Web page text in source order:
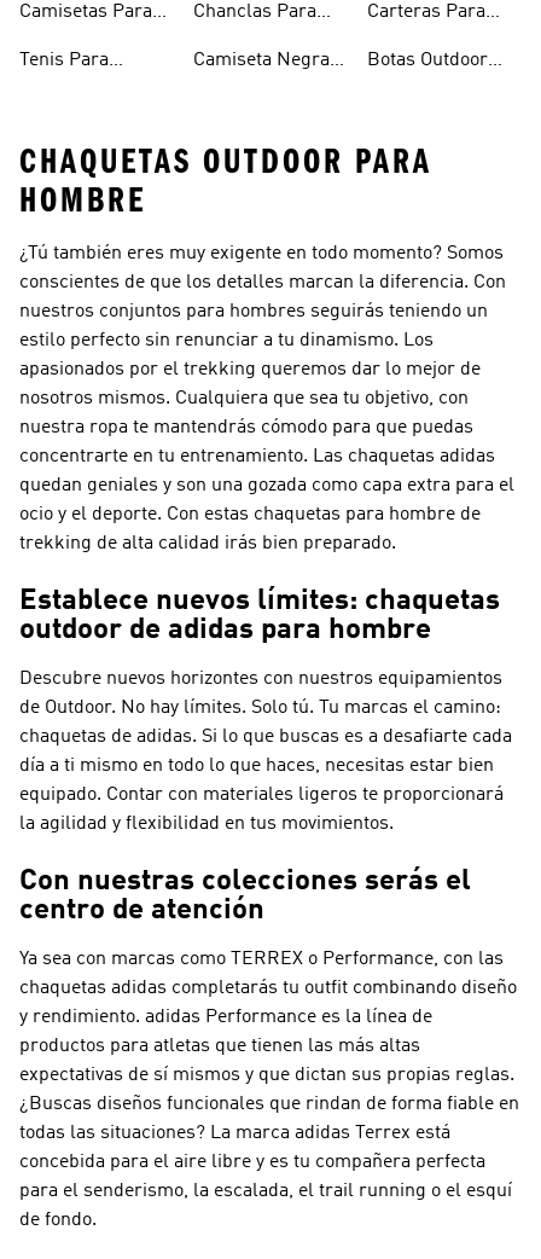
Camisetas Para
Tenis Para
Chanclas Para
Camiseta Negra
Carteras Para
Botas Outdoor
CHAQUETAS OUTDOOR PARA
HOMBRE
¿Tú también eres muy exigente en todo momento? Somos
conscientes de que los detalles marcan la diferencia. Con
nuestros conjuntos para hombres seguirás teniendo un
estilo perfecto sin renunciar a tu dinamismo. Los
apasionados por el trekking queremos dar lo mejor de
nosotros mismos. Cualquiera que sea tu objetivo, con
nuestra ropa te mantendrás cómodo para que puedas
concentrarte en tu entrenamiento. Las chaquetas adidas
quedan geniales y son una gozada como capa extra para el
ocio y el deporte. Con estas chaquetas para hombre de
trekking de alta calidad irás bien preparado.
Establece nuevos límites: chaquetas
outdoor de adidas para hombre
Descubre nuevos horizontes con nuestros equipamientos
de Outdoor. No hay límites. Solo tú. Tu marcas el camino:
chaquetas de adidas. Si lo que buscas es a desafiarte cada
día a ti mismo en todo lo que haces, necesitas estar bien
equipado. Contar con materiales ligeros te proporcionará
la agilidad y flexibilidad en tus movimientos.
Con nuestras colecciones serás el
centro de atención
Ya sea con marcas como TERREX o Performance, con las
chaquetas adidas completarás tu outfit combinando diseño
y rendimiento. adidas Performance es la línea de
productos para atletas que tienen las más altas
expectativas de sí mismos y que dictan sus propias reglas.
¿Buscas diseños funcionales que rindan de forma fiable en
todas las situaciones? La marca adidas Terrex está
concebida para el aire libre y es tu compañera perfecta
para el senderismo, la escalada, el trail running o el esquí
de fondo.